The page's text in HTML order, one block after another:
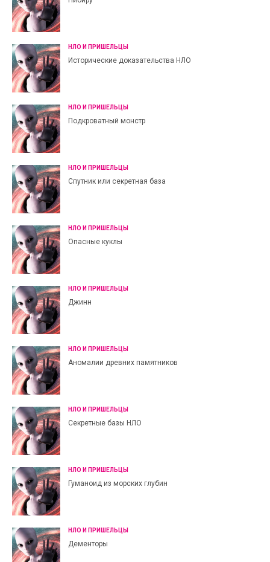
НЛО И ПРИШЕЛЬЦЫ
Исторические доказательства НЛО
НЛО И ПРИШЕЛЬЦЫ
Подкроватный монстр
НЛО И ПРИШЕЛЬЦЫ
Спутник или секретная база
НЛО И ПРИШЕЛЬЦЫ
Опасные куклы
НЛО И ПРИШЕЛЬЦЫ
Джинн
НЛО И ПРИШЕЛЬЦЫ
Аномалии древних памятников
НЛО И ПРИШЕЛЬЦЫ
Секретные базы НЛО
НЛО И ПРИШЕЛЬЦЫ
Гуманоид из морских глубин
НЛО И ПРИШЕЛЬЦЫ
Дементоры